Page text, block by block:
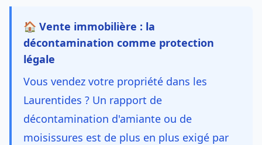
🏠 Vente immobilière : la
décontamination comme protection
légale
Vous vendez votre propriété dans les
Laurentides ? Un rapport de
décontamination d'amiante ou de
moisissures est de plus en plus exigé par